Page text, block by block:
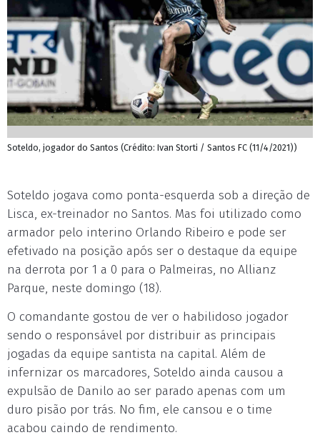
Soteldo, jogador do Santos (Crédito: Ivan Storti / Santos FC (11/4/2021))
Soteldo jogava como ponta-esquerda sob a direção de
Lisca, ex-treinador no Santos. Mas foi utilizado como
armador pelo interino Orlando Ribeiro e pode ser
efetivado na posição após ser o destaque da equipe
na derrota por 1 a 0 para o Palmeiras, no Allianz
Parque, neste domingo (18).
O comandante gostou de ver o habilidoso jogador
sendo o responsável por distribuir as principais
jogadas da equipe santista na capital. Além de
infernizar os marcadores, Soteldo ainda causou a
expulsão de Danilo ao ser parado apenas com um
duro pisão por trás. No fim, ele cansou e o time
acabou caindo de rendimento.